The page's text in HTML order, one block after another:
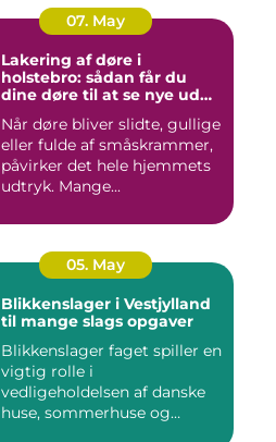
07. May
Lakering af døre i
holstebro: sådan får du
dine døre til at se nye ud
Når døre bliver slidte, gullige
eller fulde af småskrammer,
påvirker det hele hjemmets
udtryk. Mange...
05. May
Blikkenslager i Vestjylland
til mange slags opgaver
Blikkenslager faget spiller en
vigtig rolle i
vedligeholdelsen af danske
huse, sommerhuse og